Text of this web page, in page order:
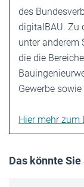
des
digitalBAU. Zu
unter anderem
die die
Gewerbe
Hier mehr zum
Das könnte